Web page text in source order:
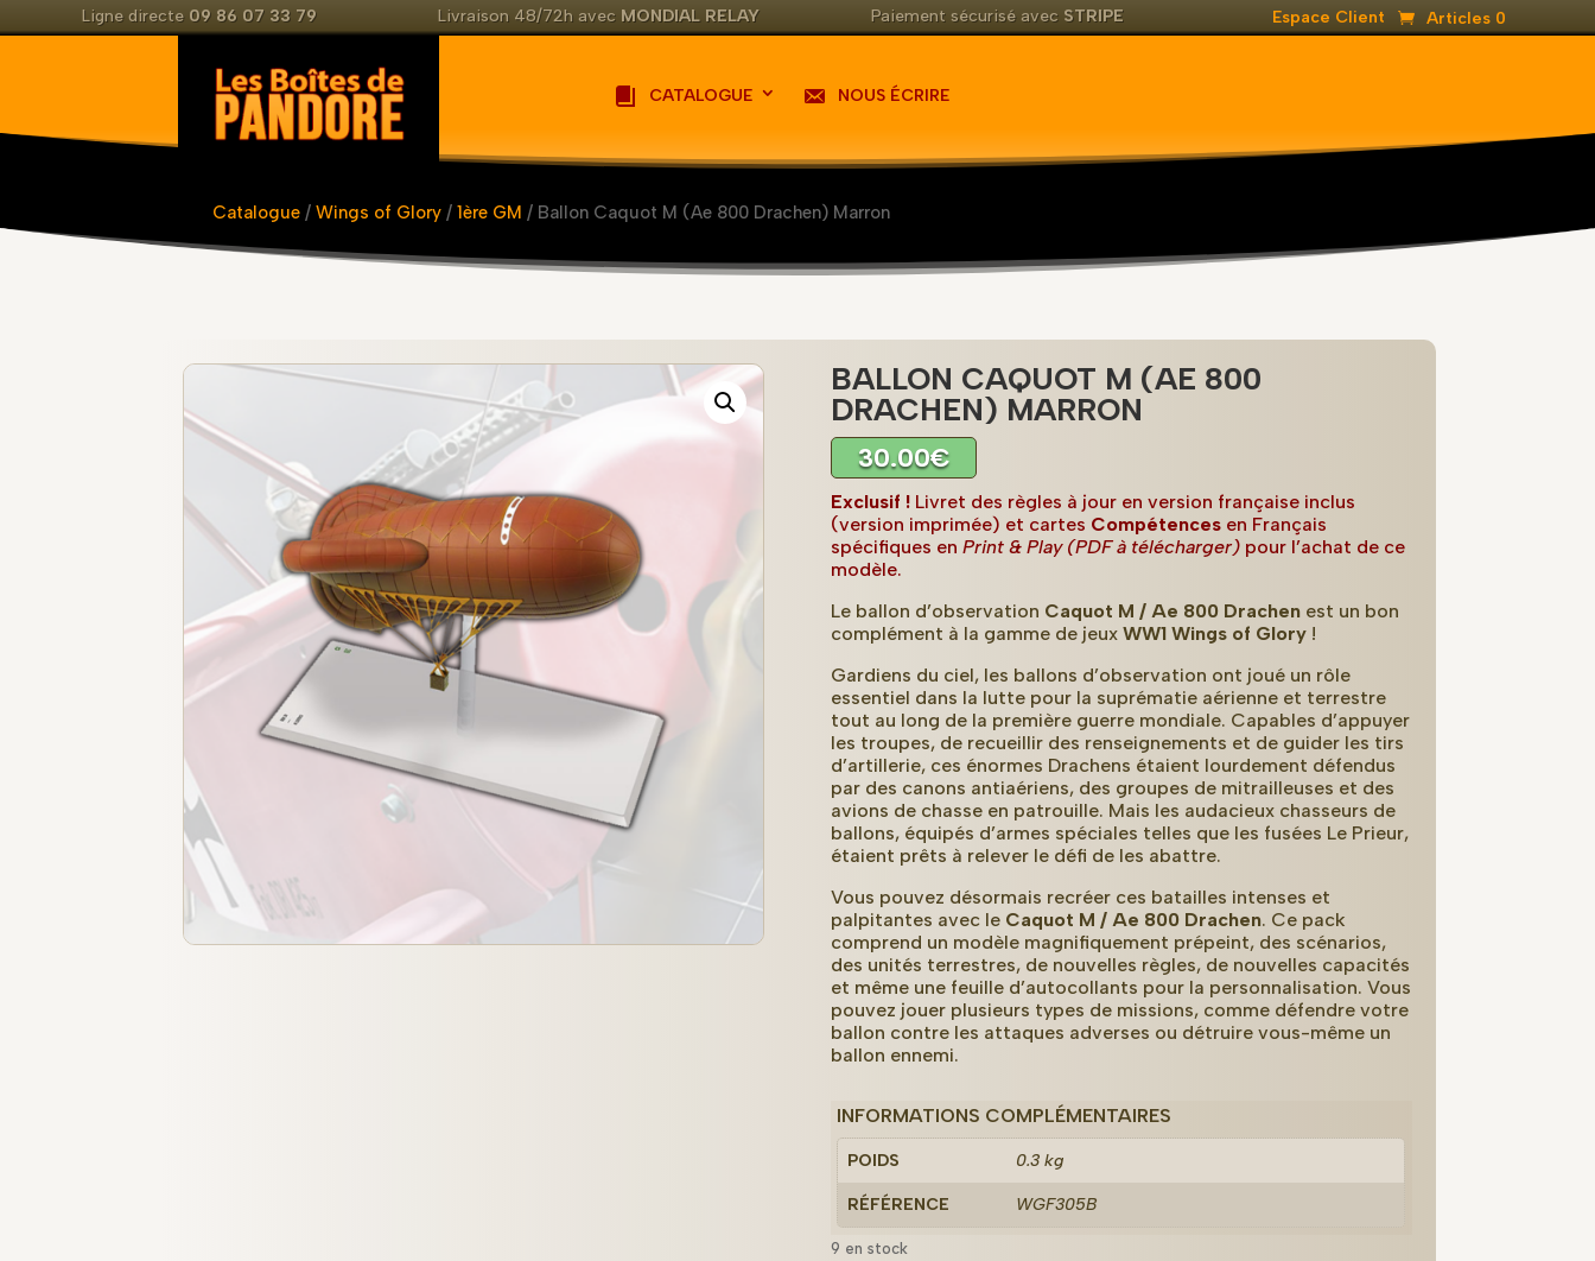
Ligne directe 09 86 07 33 79 Livraison 48/72h avec MONDIAL RELAY Paiement sécurisé avec STRIPE Espace Client Articles 0
CATALOGUE NOUS ÉCRIRE
Catalogue /Wings of Glory /1ère GM / Ballon Caquot M (Ae 800 Drachen) Marron
BALLON CAQUOT M (AE 800
DRACHEN) MARRON
30.00€
Exclusif ! Livret des règles à jour en version française inclus
(version imprimée) et cartes Compétences en Français
spécifiques enPrint & Play (PDF à télécharger) pour l’achat de ce
modèle.
Le ballon d’observation Caquot M / Ae 800 Drachen est un bon
complément à la gamme de jeuxWW1 Wings of Glory !
Gardiens du ciel, les ballons d’observation ont joué un rôle
essentiel dans la lutte pour la suprématie aérienne et terrestre
tout au long de la première guerre mondiale. Capables d’appuyer
les troupes, de recueillir des renseignements et de guider les tirs
d’artillerie, ces énormes Drachens étaient lourdement défendus
par des canons antiaériens, des groupes de mitrailleuses et des
avions de chasse en patrouille. Mais les audacieux chasseurs de
ballons, équipés d’armes spéciales telles que les fusées Le Prieur,
étaient prêts à relever le défi de les abattre.
Vous pouvez désormais recréer ces batailles intenses et
palpitantes avec le Caquot M / Ae 800 Drachen. Ce pack
comprend un modèle magnifiquement prépeint, des scénarios,
des unités terrestres, de nouvelles règles, de nouvelles capacités
et même une feuille d’autocollants pour la personnalisation. Vous
pouvez jouer plusieurs types de missions, comme défendre votre
ballon contre les attaques adverses ou détruire vous-même un
ballon ennemi.
INFORMATIONS COMPLÉMENTAIRES
POIDS 0.3 kg
RÉFÉRENCE WGF305B
9 en stock